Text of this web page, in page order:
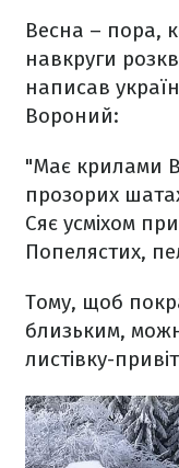
Весна – пора,
навкруги
написав
Вороний:
"Має крилами
прозорих
Сяє усміхом
Попелястих,
Тому, щоб
близьким,
листівку-